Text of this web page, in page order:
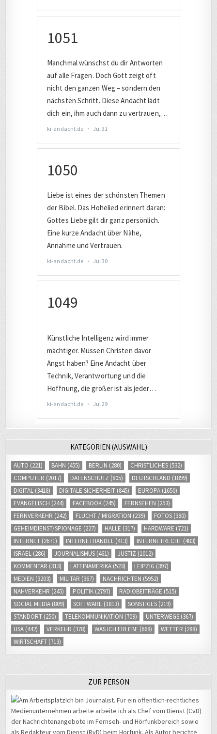
AUTO(221) BAHN(455) BERLIN(280) CHRISTLICHES(532)
COMPUTER
(2017) DATENSCHUTZ (805) DEUTSCHLAND(1899)
DIGITAL (3418) DIGITALE SICHERHEIT(845) EUROPA(1650)
EVANGELISCH (244) FACEBOOK(245) FERNSEHEN(253)
FERNVERKEHR(242) FLUCHT / MIGRATION(239) FOTOS
GEHEIMDIENST/SPIONAGE(227) HALLE (317) HARDWARE(721)
INTERNET(2671) INTERNETHANDEL(413) INTERNETRECHT(483)
ISRAEL(286) JOURNALISMUS(461) JUSTIZ
(1012)
KOMMENTAR
(313) LATEINAMERIKA (523) LEIPZIG
MEDIEN(3203) MILITÄR(367) NACHRICHTEN(5952)
NAHVERKEHR(245) POLITIK (2797) RADIOBEITRÄGE
SOCIAL MEDIA (809) SOFTWARE(1813) SONSTIGES(219)
STANDORT(250) TELEKOMMUNIKATION (709) UNTERWEGS
USA(442) VERKEHR(378) WAS ICH ERLEBE (668) WETTER(288)
WIRTSCHAFT(713)
Ich bin Journalist. Für ein öffentlich-rechtliches
Medienunternehmen arbeite arbeite ich als Chef vom Dienst (CvD)
der Nachrichtenangebote im Fernseh- und Hörfunkbereich sowie
als Redakteur vom Dienst (RvD) beim Hörfunk. Als Autor berichte
aus der digitalen Welt, u.a. bis 2018 regelmäßig von der CeBIT in